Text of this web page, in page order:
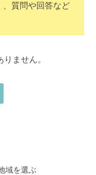
、質問や回答など
ません。
域を選ぶ